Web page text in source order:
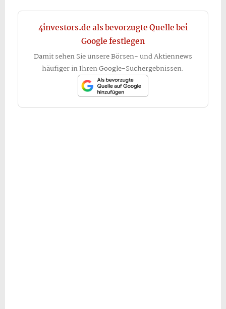
4investors.de als bevorzugte Quelle bei
Google festlegen
Damit sehen Sie unsere Börsen- und Aktiennews
häufiger in Ihren Google-Suchergebnissen.